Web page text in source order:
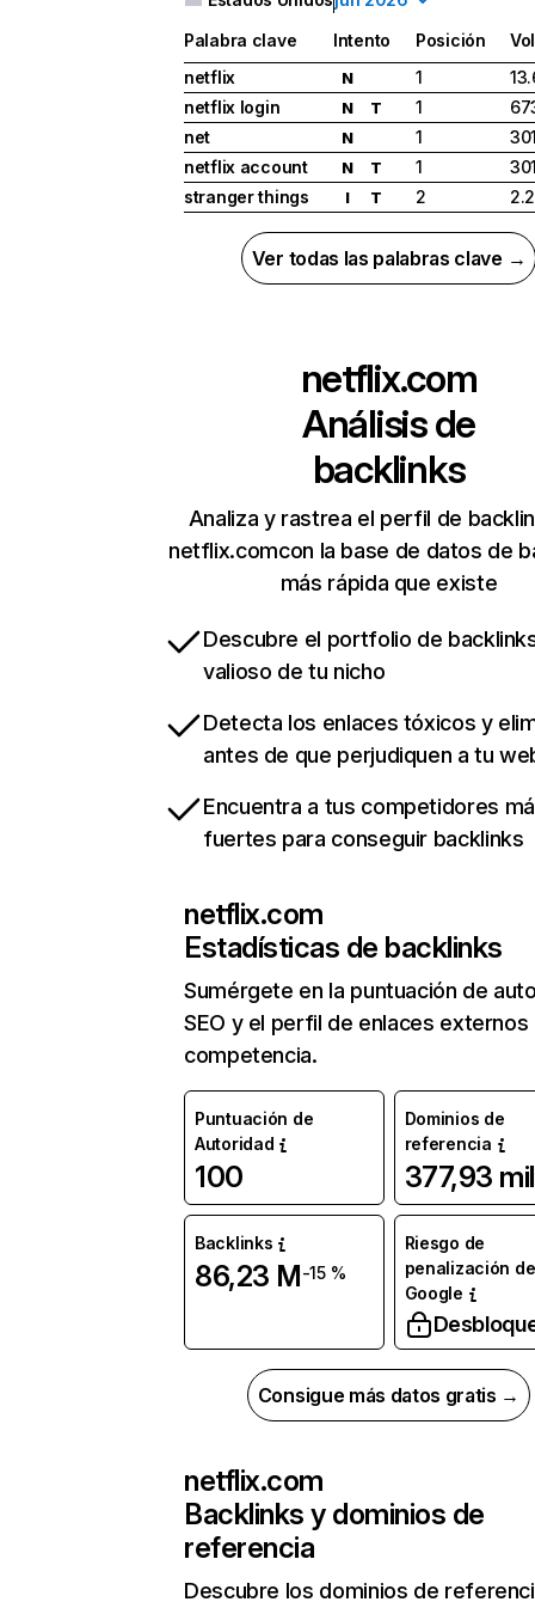
Palabra clave Intento Posición
netflix
N 1
netflix login
N T 1
net
N 1
netflix account
N T 1
stranger things
I T 2
Ver todas las palabras clave →
netflix.com
Análisis de
backlinks
Analiza y rastrea el perfil de
netflix.comcon la base de datos de
más rápida que existe
Descubre el portfolio de
valioso de tu nicho
Detecta los enlaces tóxicos y
antes de que perjudiquen a tu
Encuentra a tus competidores
fuertes para conseguir backlinks
netflix.com
Estadísticas de backlinks
Sumérgete en la puntuación de
SEO y el perfil de enlaces externos
competencia.
Puntuación de
Autoridad
100
Dominios de
referencia
377,93 mil
Backlinks
86,23 M-15 %
Riesgo de
penalización de
Google
Consigue más datos gratis →
netflix.com
Backlinks y dominios de
referencia
Descubre los dominios de